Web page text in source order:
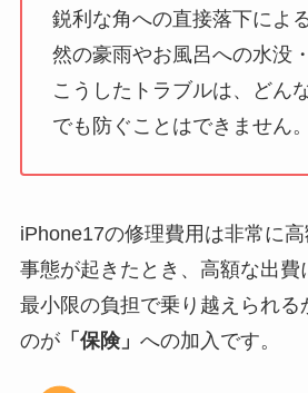
鋭利な角への直接落下によ
然の豪雨やお風呂への水没
こうしたトラブルは、どん
でも防ぐことはできません。
iPhone17の修理費用は非常に
事態が起きたとき、高額な出費
最小限の負担で乗り越えられる
のが「保険」 への加入です。